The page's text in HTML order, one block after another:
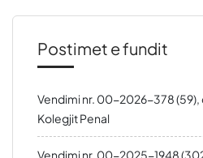
Postimet e fundit
Vendimi nr. 00-2026-378 (59),
Kolegjit Penal
Vendimi nr. 00-2025-1948